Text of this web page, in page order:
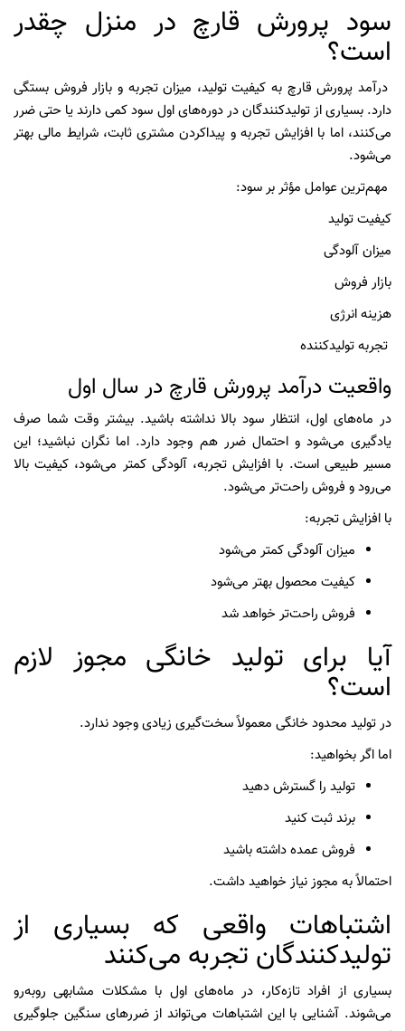
سود پرورش قارچ در منزل چقدر
است؟
درآمد پرورش قارچ به کیفیت تولید، میزان تجربه و بازار فروش بستگی
دارد. بسیاری از تولیدکنندگان در دوره‌های اول سود کمی دارند یا حتی ضرر
می‌کنند، اما با افزایش تجربه و پیداکردن مشتری ثابت، شرایط مالی بهتر
می‌شود.
مهم‌ترین عوامل مؤثر بر سود:
کیفیت تولید
میزان آلودگی
بازار فروش
هزینه انرژی
تجربه تولیدکننده
واقعیت درآمد پرورش قارچ در سال اول
در ماه‌های اول، انتظار سود بالا نداشته باشید. بیشتر وقت شما صرف
یادگیری می‌شود و احتمال ضرر هم وجود دارد. اما نگران نباشید؛ این
مسیر طبیعی است. با افزایش تجربه، آلودگی کمتر می‌شود، کیفیت بالا
می‌رود و فروش راحت‌تر می‌شود.
با افزایش تجربه:
میزان آلودگی کمتر می‌شود
کیفیت محصول بهتر می‌شود
فروش راحت‌تر خواهد شد
آیا برای تولید خانگی مجوز لازم
است؟
در تولید محدود خانگی معمولاً سخت‌گیری زیادی وجود ندارد.
اما اگر بخواهید:
تولید را گسترش دهید
برند ثبت کنید
فروش عمده داشته باشید
احتمالاً به مجوز نیاز خواهید داشت.
اشتباهات واقعی که بسیاری از
تولیدکنندگان تجربه می‌کنند
بسیاری از افراد تازه‌کار، در ماه‌های اول با مشکلات مشابهی روبه‌رو
می‌شوند. آشنایی با این اشتباهات می‌تواند از ضررهای سنگین جلوگیری